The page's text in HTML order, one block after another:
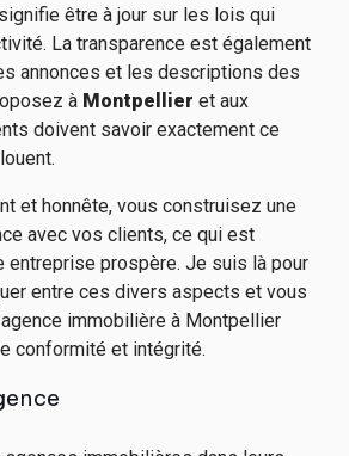
être à jour sur les lois qui
La transparence est également
annonces et les descriptions des
à Montpellier et aux
doivent savoir exactement ce
et honnête, vous construisez une
avec vos clients, ce qui est
entreprise prospère. Je suis là pour
entre ces divers aspects et vous
immobilière à Montpellier
conformité et intégrité.